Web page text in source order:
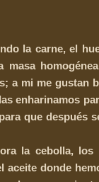
la carne, el
masa
a mi me gustan
enharinamos
que después
la cebolla,
aceite donde